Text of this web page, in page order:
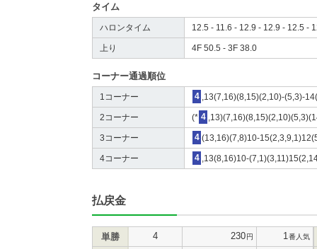
タイム
ハロンタイム 12.5 - 11.6 - 12.9 - 12.9 - 12.5 -
上り 4F 50.5 - 3F 38.0
コーナー通過順位
1コーナー 4 ,13(7,16)(8,15)(2,10)-(5,3)-
2コーナー (* 4
3コーナー 4 (13,16)(7,8)10-
4コーナー 4 ,13(8,16)10-
払戻金
単勝 4 230円 1 番人気